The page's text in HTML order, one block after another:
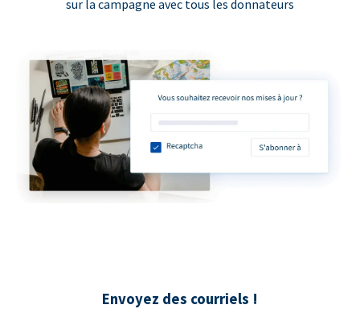
sur la campagne avec tous les donnateurs
Envoyez des courriels !